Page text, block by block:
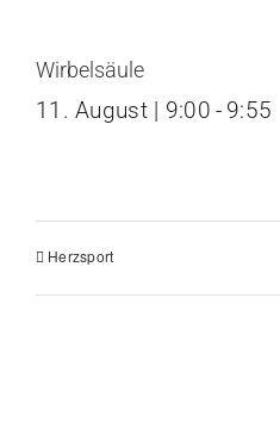
Wirbelsäule
11. August | 9:00 - 9:55
Herzsport